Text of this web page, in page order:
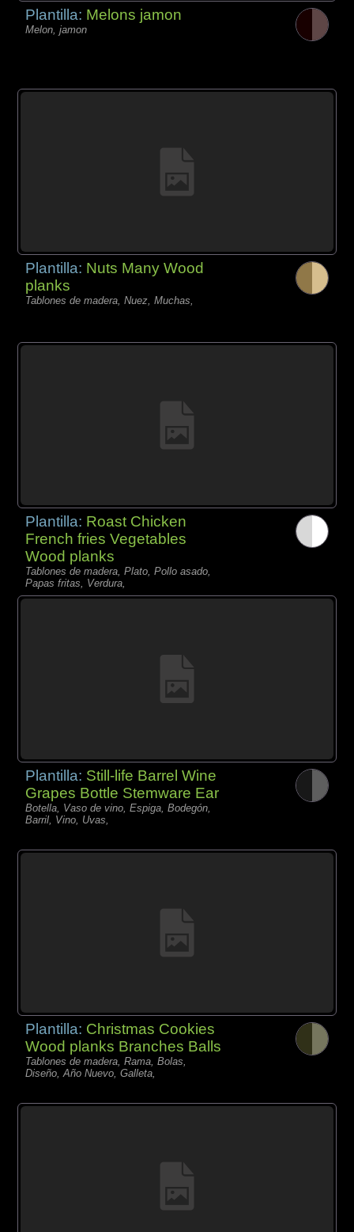
Plantilla: Melons jamon
Melon, jamon
Plantilla: Nuts Many Wood
planks
Tablones de madera, Nuez, Muchas,
Plantilla: Roast Chicken
French fries Vegetables
Wood planks
Tablones de madera, Plato, Pollo asado,
Papas fritas, Verdura,
Plantilla: Still-life Barrel Wine
Grapes Bottle Stemware Ear
Botella, Vaso de vino, Espiga, Bodegón,
Barril, Vino, Uvas,
Plantilla: Christmas Cookies
Wood planks Branches Balls
Tablones de madera, Rama, Bolas,
Diseño, Año Nuevo, Galleta,